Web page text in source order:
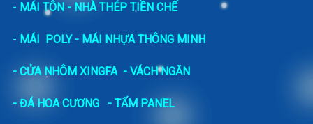
- MÁI TÔN - NHÀ THÉP TIỀN CHẾ
- MÁI POLY - MÁI NHỰA THÔNG MINH
- CỬA NHÔM XINGFA - VÁCH NGĂN
- ĐÁ HOA CƯƠNG - TẤM PANEL